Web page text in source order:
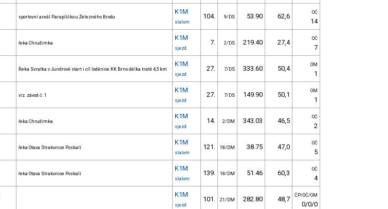
sportovní areál Paraplíčko u Železného Brodu
K1M
slalom
104. 9/DS 53.90 62,6 OČ
14
řeka Chrudimka
K1M
sjezd
7. 2/DS 219.40 27,4 OČ
7
Řeka Svratka v Jundrově start i cíl loděnice KK Brno délka tratě 4,5 km
K1M
sjezd
27. 7/DS 333.60 50,4 OM
1
viz. závod č. 1
K1M
sjezd
27. 7/DS 149.90 50,1 OM
1
řeka Chrudimka
K1M
sjezd
14. 2/DM 343.03 46,5 OČ
2
řeka Otava Strakonice Poskalí
K1M
slalom
121. 18/DM 38.75 47,0 OČ
5
řeka Otava Strakonice Poskalí
K1M
slalom
139. 18/DM 51.46 60,3 OČ
4
K1M
sjezd
101. 21/DM 282.80 48,7 ČP/OČ/OM
0/0/0